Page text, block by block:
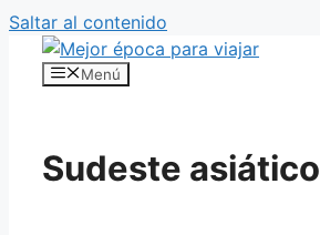
Saltar al contenido
Menú
Sudeste asiático